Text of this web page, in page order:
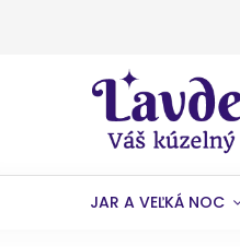
JAR A VEĽKÁ NOC